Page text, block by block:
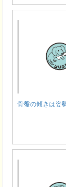
骨盤の傾きは姿